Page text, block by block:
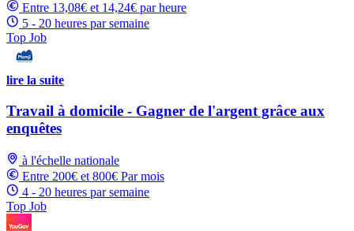
Entre 13,08€ et 14,24€ par heure
5 - 20 heures par semaine
Top Job
lire la suite
Travail à domicile - Gagner de l'argent grâce aux
enquêtes
à l'échelle nationale
Entre 200€ et 800€ Par mois
4 - 20 heures par semaine
Top Job